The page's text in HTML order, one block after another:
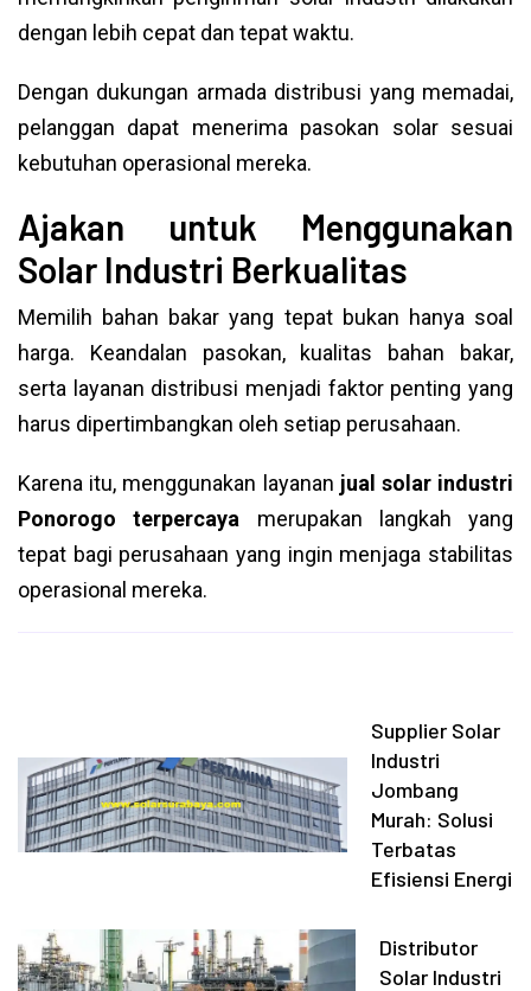
dengan lebih cepat dan tepat waktu.
Dengan dukungan armada distribusi yang memadai,
pelanggan dapat menerima pasokan solar sesuai
kebutuhan operasional mereka.
Ajakan untuk Menggunakan
Solar Industri Berkualitas
Memilih bahan bakar yang tepat bukan hanya soal
harga. Keandalan pasokan, kualitas bahan bakar,
serta layanan distribusi menjadi faktor penting yang
harus dipertimbangkan oleh setiap perusahaan.
Karena itu, menggunakan layanan jual solar industri
Ponorogo terpercaya merupakan langkah yang
tepat bagi perusahaan yang ingin menjaga stabilitas
operasional mereka.
Supplier Solar
Industri
Jombang
Murah: Solusi
Terbatas
Efisiensi Energi
Distributor
Solar Industri